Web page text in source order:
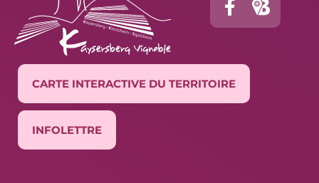
CARTE INTERACTIVE DU TERRITOIRE
INFOLETTRE